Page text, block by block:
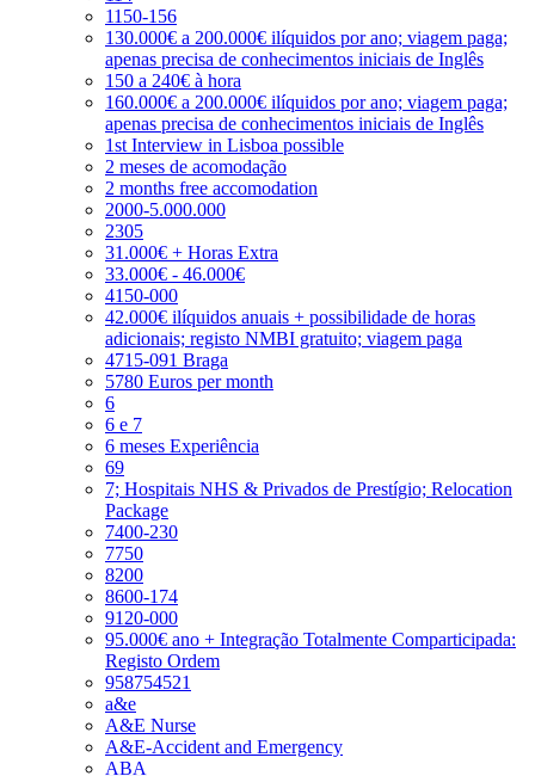
1150-156
130.000€ a 200.000€ ilíquidos por ano; viagem paga;
apenas precisa de conhecimentos iniciais de Inglês
150 a 240€ à hora
160.000€ a 200.000€ ilíquidos por ano; viagem paga;
apenas precisa de conhecimentos iniciais de Inglês
1st Interview in Lisboa possible
2 meses de acomodação
2 months free accomodation
2000-5.000.000
2305
31.000€ + Horas Extra
33.000€ - 46.000€
4150-000
42.000€ ilíquidos anuais + possibilidade de horas
adicionais; registo NMBI gratuito; viagem paga
4715-091 Braga
5780 Euros per month
6
6 e 7
6 meses Experiência
69
7; Hospitais NHS & Privados de Prestígio; Relocation
Package
7400-230
7750
8200
8600-174
9120-000
95.000€ ano + Integração Totalmente Comparticipada:
Registo Ordem
958754521
a&e
A&E Nurse
A&E-Accident and Emergency
ABA